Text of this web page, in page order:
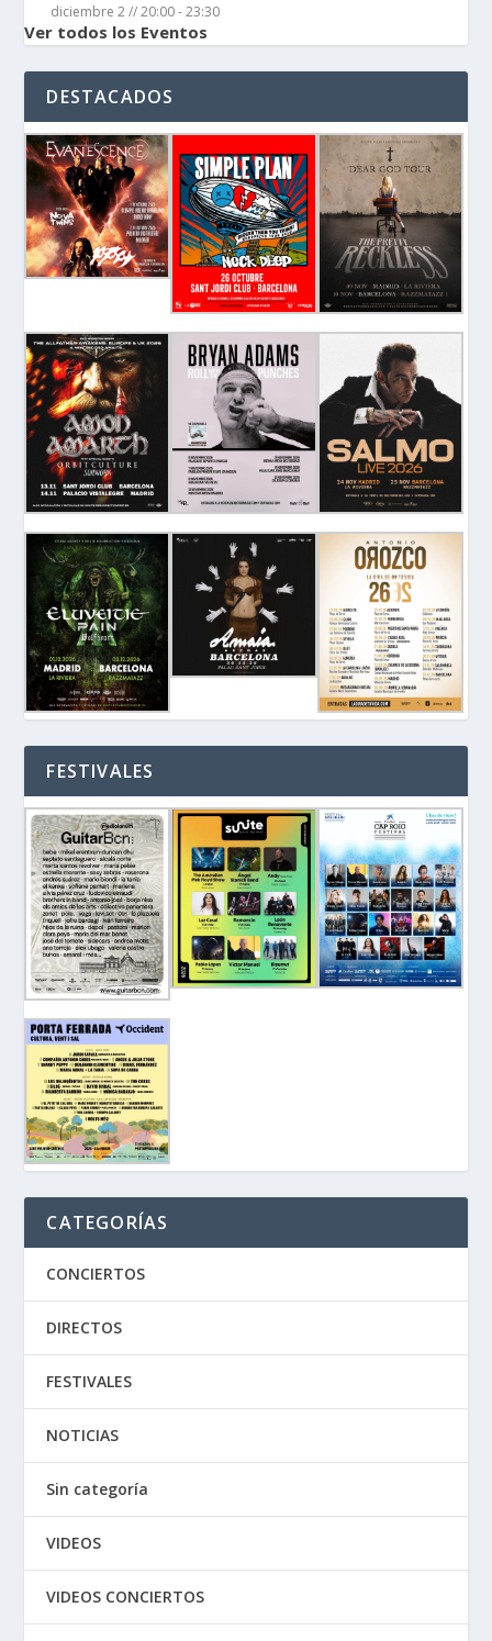
diciembre 2 // 20:00-23:30
Ver todos los Eventos
DESTACADOS
FESTIVALES
CATEGORÍAS
CONCIERTOS
DIRECTOS
FESTIVALES
NOTICIAS
Sin categoría
VIDEOS
VIDEOS CONCIERTOS